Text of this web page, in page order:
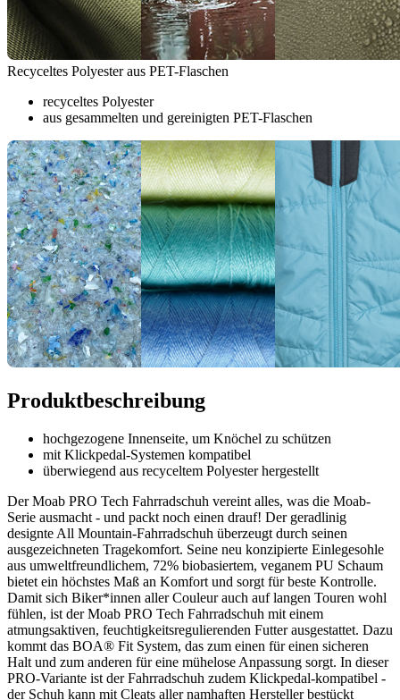
Recyceltes Polyester aus PET-Flaschen
recyceltes Polyester
aus gesammelten und gereinigten PET-Flaschen
Produktbeschreibung
hochgezogene Innenseite, um Knöchel zu schützen
mit Klickpedal-Systemen kompatibel
überwiegend aus recyceltem Polyester hergestellt
Der Moab PRO Tech Fahrradschuh vereint alles, was die Moab-
Serie ausmacht - und packt noch einen drauf! Der geradlinig
designte All Mountain-Fahrradschuh überzeugt durch seinen
ausgezeichneten Tragekomfort. Seine neu konzipierte Einlegesohle
aus umweltfreundlichem, 72% biobasiertem, veganem PU Schaum
bietet ein höchstes Maß an Komfort und sorgt für beste Kontrolle.
Damit sich Biker*innen aller Couleur auch auf langen Touren wohl
fühlen, ist der Moab PRO Tech Fahrradschuh mit einem
atmungsaktiven, feuchtigkeitsregulierenden Futter ausgestattet. Dazu
kommt das BOA® Fit System, das zum einen für einen sicheren
Halt und zum anderen für eine mühelose Anpassung sorgt. In dieser
PRO-Variante ist der Fahrradschuh zudem Klickpedal-kompatibel -
der Schuh kann mit Cleats aller namhaften Hersteller bestückt